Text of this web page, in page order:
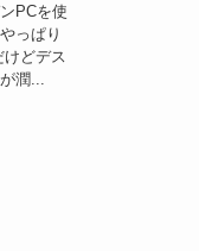
PCを使
っぱり
どデス
潤...